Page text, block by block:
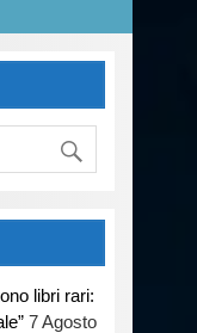
libri rari:
7 Agosto